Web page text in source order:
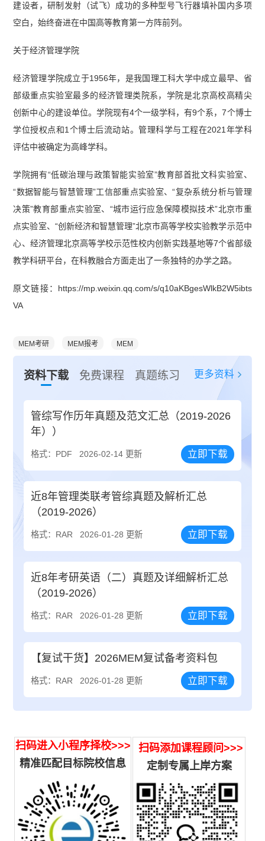
建设者，研制发射（试飞）成功的多种型号飞行器填补国内多项
空白，始终奋进在中国高等教育第一方阵前列。
关于经济管理学院
经济管理学院成立于1956年，是我国理工科大学中成立最早、省
部级重点实验室最多的经济管理类院系，学院是北京高校高精尖
创新中心的建设单位。学院现有4个一级学科，有9个系，7个博士
学位授权点和1个博士后流动站。管理科学与工程在2021年学科
评估中被确定为高峰学科。
学院拥有“低碳治理与政策智能实验室”教育部首批文科实验室、
“数据智能与智慧管理”工信部重点实验室、“复杂系统分析与管理
决策”教育部重点实验室、“城市运行应急保障模拟技术”北京市重
点实验室、“创新经济和智慧管理”北京市高等学校实验教学示范中
心、经济管理北京高等学校示范性校内创新实践基地等7个省部级
教学科研平台，在科教融合方面走出了一条独特的办学之路。
原文链接：https://mp.weixin.qq.com/s/q10aKBgesWlkB2W5ibts
VA
MEM考研 MEM报考 MEM
资料下载 免费课程 真题练习 更多资料
管综写作历年真题及范文汇总（2019-2026
年））
格式：PDF 2026-02-14 更新 立即下载
近8年管理类联考管综真题及解析汇总
（2019-2026）
格式：RAR 2026-01-28 更新 立即下载
近8年考研英语（二）真题及详细解析汇总
（2019-2026）
格式：RAR 2026-01-28 更新 立即下载
【复试干货】2026MEM复试备考资料包
格式：RAR 2026-01-28 更新 立即下载
扫码进入小程序择校>>>
精准匹配目标院校信息
扫码添加课程顾问>>>
定制专属上岸方案